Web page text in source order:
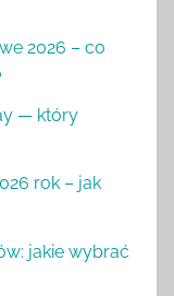
2026 – co
— który
rok – jak
jakie wybrać